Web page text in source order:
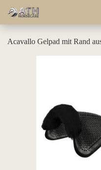
Acavallo Gelpad mit Rand